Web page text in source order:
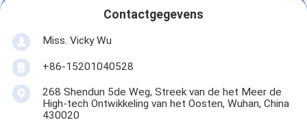
Contactgegevens
Miss. Vicky Wu
+86-15201040528
268 Shendun 5de Weg, Streek van de het Meer de
High-tech Ontwikkeling van het Oosten, Wuhan, China
430020